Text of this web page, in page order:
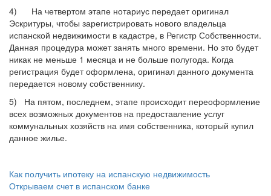
4) На четвертом этапе нотариус передает оригинал
Эскритуры, чтобы зарегистрировать нового владельца
испанской недвижимости в кадастре, в Регистр Собственности.
Данная процедура может занять много времени. Но это будет
никак не меньше 1 месяца и не больше полугода. Когда
регистрация будет оформлена, оригинал данного документа
передается новому собственнику.
5) На пятом, последнем, этапе происходит переоформление
всех возможных документов на предоставление услуг
коммунальных хозяйств на имя собственника, который купил
данное жилье.
Как получить ипотеку на испанскую недвижимость
Открываем счет в испанском банке